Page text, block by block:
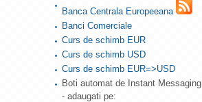
Banca Centrala Europeeana
Banci Comerciale
Curs de schimb EUR
Curs de schimb USD
Curs de schimb EUR=>USD
Boti automat de Instant Messaging
- adaugati pe: